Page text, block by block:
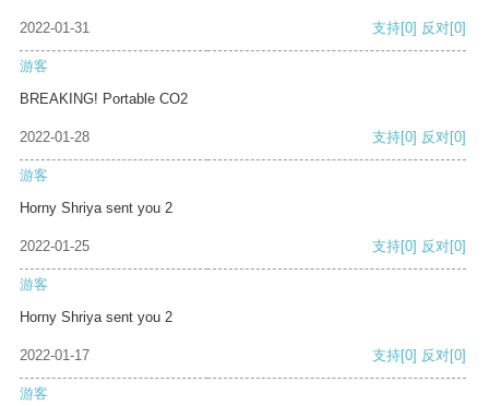
2022-01-31 支持[0] 反对[0]
游客
BREAKING! Portable CO2
2022-01-28 支持[0] 反对[0]
游客
Horny Shriya sent you 2
2022-01-25 支持[0] 反对[0]
游客
Horny Shriya sent you 2
2022-01-17 支持[0] 反对[0]
游客